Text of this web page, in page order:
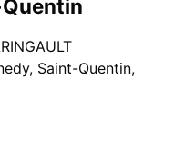
Saint-Quentin,